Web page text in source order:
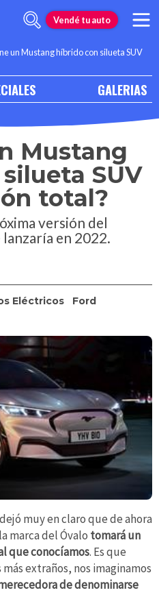
Vendé tu auto
un Mustang híbrido con silueta SUV
GALERIAS
Mustang
SUV
total?
versión del
en 2022.
Eléctricos
Ford
muy en claro que de ahora
marca del Óvalo tomará un
que conocíamos. Es que
extraños, nos imaginamos
de denominarse